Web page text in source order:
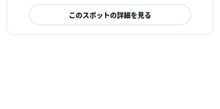
このスポットの詳細を見る